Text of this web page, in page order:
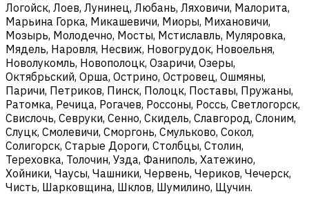
Логойск, Лоев, Лунинец, Любань, Ляховичи, Малорита,
Марьина Горка, Микашевичи, Миоры, Михановичи,
Мозырь, Молодечно, Мосты, Мстиславль, Муляровка,
Мядель, Наровля, Несвиж, Новогрудок, Новоельня,
Новолукомль, Новополоцк, Озаричи, Озеры,
Октябрьский, Орша, Острино, Островец, Ошмяны,
Паричи, Петриков, Пинск, Полоцк, Поставы, Пружаны,
Ратомка, Речица, Рогачев, Россоны, Россь, Светлогорск,
Свислочь, Севруки, Сенно, Скидель, Славгород, Слоним,
Слуцк, Смолевичи, Сморгонь, Смульково, Сокол,
Солигорск, Старые Дороги, Столбцы, Столин,
Тереховка, Толочин, Узда, Фаниполь, Хатежино,
Хойники, Чаусы, Чашники, Червень, Чериков, Чечерск,
Чисть, Шарковщина, Шклов, Шумилино, Щучин.